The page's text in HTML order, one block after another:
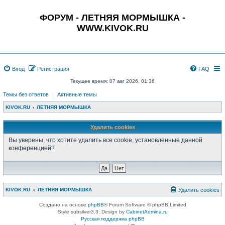
ФОРУМ - ЛЕТНЯЯ МОРМЫШКА -
WWW.KIVOK.RU
Вход Регистрация FAQ
Текущее время: 07 авг 2026, 01:36
Темы без ответов | Активные темы
KIVOK.RU ЛЕТНЯЯ МОРМЫШКА
Удалить cookies
Вы уверены, что хотите удалить все cookie, установленные данной
конференцией?
KIVOK.RU ЛЕТНЯЯ МОРМЫШКА Удалить cookies
Создано на основе phpBB® Forum Software © phpBB Limited
Style subsilver3.3. Design by CabinetAdmina.ru
Русская поддержка phpBB